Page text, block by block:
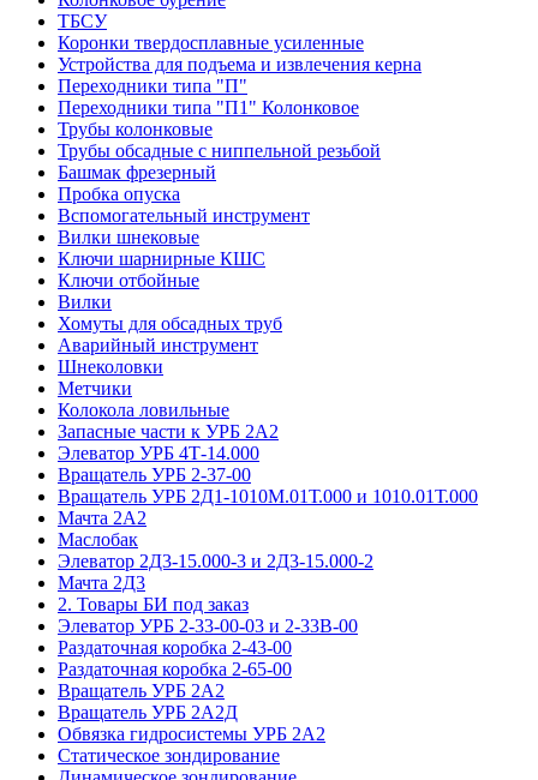
ТБСУ
Коронки твердосплавные усиленные
Устройства для подъема и извлечения керна
Переходники типа "П"
Переходники типа "П1" Колонковое
Трубы колонковые
Трубы обсадные с ниппельной резьбой
Башмак фрезерный
Пробка опуска
Вспомогательный инструмент
Вилки шнековые
Ключи шарнирные КШС
Ключи отбойные
Вилки
Хомуты для обсадных труб
Аварийный инструмент
Шнеколовки
Метчики
Колокола ловильные
Запасные части к УРБ 2А2
Элеватор УРБ 4Т-14.000
Вращатель УРБ 2-37-00
Вращатель УРБ 2Д1-1010М.01Т.000 и 1010.01Т.000
Мачта 2А2
Маслобак
Элеватор 2Д3-15.000-3 и 2Д3-15.000-2
Мачта 2Д3
2. Товары БИ под заказ
Элеватор УРБ 2-33-00-03 и 2-33В-00
Раздаточная коробка 2-43-00
Раздаточная коробка 2-65-00
Вращатель УРБ 2А2
Вращатель УРБ 2А2Д
Обвязка гидросистемы УРБ 2А2
Статическое зондирование